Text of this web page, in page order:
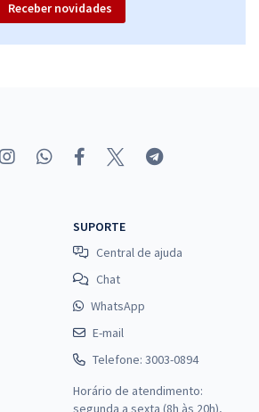
Receber novidades
SUPORTE
Central de ajuda
Chat
WhatsApp
E-mail
Telefone: 3003-0894
Horário de atendimento:
segunda a sexta (8h às 20h),